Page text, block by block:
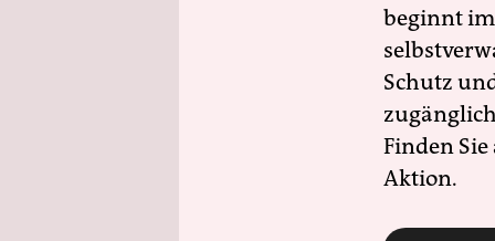
beginnt
Schutz
Finden
Aktion.